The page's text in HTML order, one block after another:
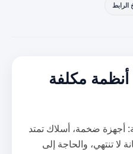
الرابط
أنظمة مكلفة
أجهزة ضخمة، أسلاك تمتد
لا تنتهي، والحاجة إلى